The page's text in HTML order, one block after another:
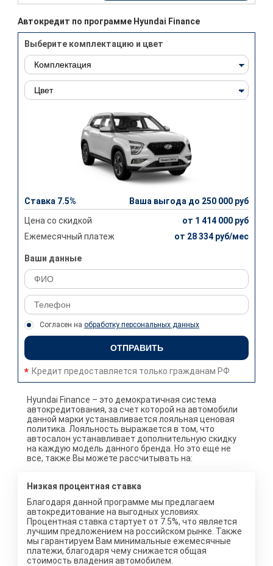
Автокредит по программе Hyundai Finance
Выберите комплектацию и цвет
Ставка 7.5%
Ваша выгода до 250 000 руб
Цена со скидкой
от 1 414 000 руб
Ежемесячный платеж
от 28 334 руб/мес
Ваши данные
Согласен на обработку персональных данных
ОТПРАВИТЬ
Кредит предоставляется только гражданам РФ
Hyundai Finance – это демократичная система
автокредитования, за счет которой на автомобили
данной марки устанавливается лояльная ценовая
политика. Лояльность выражается в том, что
автосалон устанавливает дополнительную скидку
на каждую модель данного бренда. Но это еще не
все, также Вы можете рассчитывать на:
Низкая процентная ставка
Благодаря данной программе мы предлагаем
автокредитование на выгодных условиях.
Процентная ставка стартует от 7.5%, что является
лучшим предложением на российском рынке. Также
мы гарантируем Вам минимальные ежемесячные
платежи, благодаря чему снижается общая
стоимость владения автомобилем.